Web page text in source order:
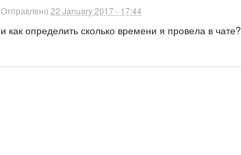
Отправлено22 January 2017 - 17:44
и как определить сколько времени я провела в чате?